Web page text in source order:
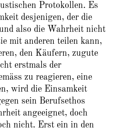
Protokollen. Es
desjenigen, der die
also die Wahrheit nicht
mit anderen teilen kann,
den Käufern, zugute
erstmals der
zu reagieren, eine
wird die Einsamkeit
sein Berufsethos
angeeignet, doch
nicht. Erst ein in den